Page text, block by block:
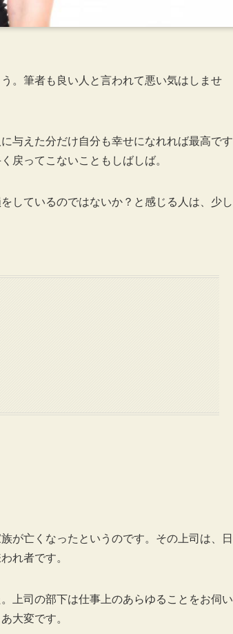
。筆者も良い人と言われて悪い気はしませ
与えた分だけ自分も幸せになれれば最高です
戻ってこないこともしばしば。
しているのではないか？と感じる人は、少し
が亡くなったというのです。その上司は、日
れ者です。
上司の部下は仕事上のあらゆることをお伺い
大変です。